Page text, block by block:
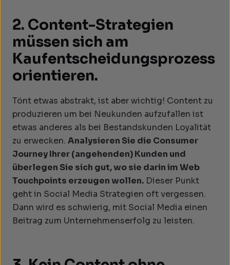
2. Content-Strategien
müssen sich am
Kaufentscheidungsprozess
orientieren.
Tönt etwas abstrakt, ist aber wichtig! Content zu
produzieren um bei Neukunden aufzufallen ist
etwas anderes als bei Bestandskunden Loyalität
zu erwecken. Analysieren Sie die Consumer
Journey Ihrer (angehenden) Kunden und
überlegen Sie sich gut, wo sie darin im Web
Touchpoints erzeugen wollen. Dieser Punkt
geht in Social Media Strategien oft vergessen.
Dann wird es schwierig, mit Social Media einen
Beitrag zum Unternehmenserfolg zu leisten.